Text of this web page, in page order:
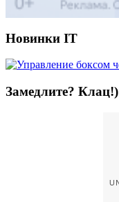
Новинки IT
Замедлите? Клац!)